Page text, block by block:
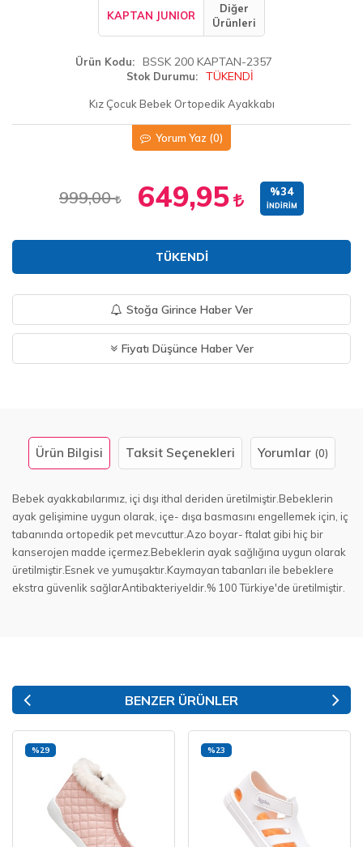
KAPTAN JUNIOR
Diğer
Ürünleri
Ürün Kodu BSSK 200 KAPTAN-2357
Stok Durumu TÜKENDİ
Kız Çocuk Bebek Ortopedik Ayakkabı
Yorum Yaz (0)
999,00 649,95 %34
İNDIRIM
TÜKENDI
Stoğa Girince Haber Ver
Fiyatı Düşünce Haber Ver
Ürün Bilgisi Taksit Seçenekleri Yorumlar (0)
Bebek ayakkabılarımız, içi dışı ithal deriden üretilmiştir.Bebeklerin
ayak gelişimine uygun olarak, içe- dışa basmasını engellemek için, iç
tabanında ortopedik pet mevcuttur.Azo boyar- ftalat gibi hiç bir
kanserojen madde içermez.Bebeklerin ayak sağlığına uygun olarak
üretilmiştir.Esnek ve yumuşaktır.Kaymayan tabanları ile bebeklere
ekstra güvenlik sağlarAntibakteriyeldir.% 100 Türkiye'de üretilmiştir.
BENZER ÜRÜNLER
%29 %23